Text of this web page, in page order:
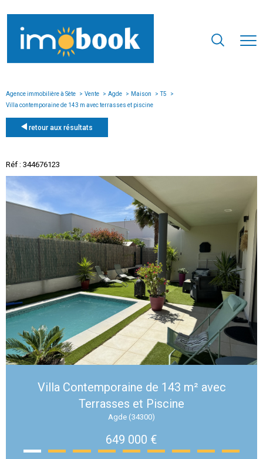
Agence immobilière à Sète Vente Agde Maison
T5
Villa contemporaine de 143 m avec terrasses et piscine
retour aux résultats
Réf : 344676123
Villa Contemporaine de 143 m² avec
Terrasses et Piscine
Agde (34300)
649 000 €